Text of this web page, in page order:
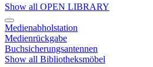
Show all OPEN LIBRARY
Medienabholstation
Medienrückgabe
Buchsicherungsantennen
Show all Bibliotheksmöbel